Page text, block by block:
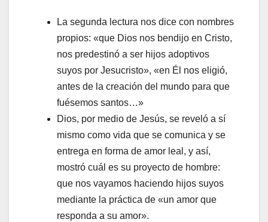
La segunda lectura nos dice con nombres
propios: «que Dios nos bendijo en Cristo,
nos predestinó a ser hijos adoptivos
suyos por Jesucristo», «en Él nos eligió,
antes de la creación del mundo para que
fuésemos santos…»
Dios, por medio de Jesús, se reveló a sí
mismo como vida que se comunica y se
entrega en forma de amor leal, y así,
mostró cuál es su proyecto de hombre:
que nos vayamos haciendo hijos suyos
mediante la práctica de «un amor que
responda a su amor».